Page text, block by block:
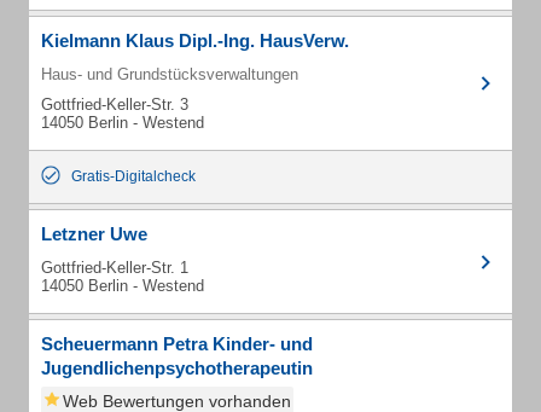
Kielmann Klaus Dipl.-Ing. HausVerw.
Haus- und Grundstücksverwaltungen
Gottfried-Keller-Str. 3
14050 Berlin - Westend
Gratis-Digitalcheck
Letzner Uwe
Gottfried-Keller-Str. 1
14050 Berlin - Westend
Scheuermann Petra Kinder- und
Jugendlichenpsychotherapeutin
Web Bewertungen vorhanden